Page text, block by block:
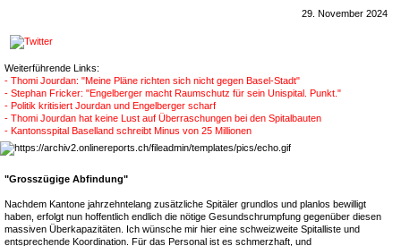
29. November 2024
Weiterführende Links:
- Thomi Jourdan: "Meine Pläne richten sich nicht gegen Basel-Stadt"
- Stephan Fricker: "Engelberger macht Raumschutz für sein Unispital. Punkt."
- Politik kritisiert Jourdan und Engelberger scharf
- Thomi Jourdan hat keine Lust auf Überraschungen bei den Spitalbauten
- Kantonsspital Baselland schreibt Minus von 25 Millionen
"Grosszügige Abfindung"
Nachdem Kantone jahrzehntelang zusätzliche Spitäler grundlos und planlos bewilligt
haben, erfolgt nun hoffentlich endlich die nötige Gesundschrumpfung gegenüber diesen
massiven Überkapazitäten. Ich wünsche mir hier eine schweizweite Spitalliste und
entsprechende Koordination. Für das Personal ist es schmerzhaft, und